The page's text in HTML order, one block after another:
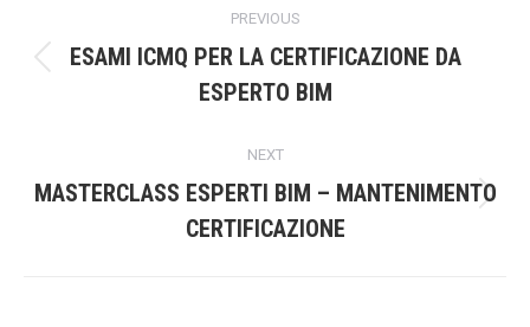
navigation
PREVIOUS
Previous
post:
ESAMI ICMQ PER LA CERTIFICAZIONE DA
ESPERTO BIM
NEXT
Next
post:
MASTERCLASS ESPERTI BIM – MANTENIMENTO
CERTIFICAZIONE